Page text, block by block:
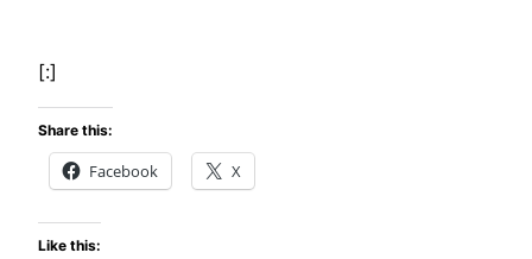
[:]
Share this:
Facebook X
Like this: